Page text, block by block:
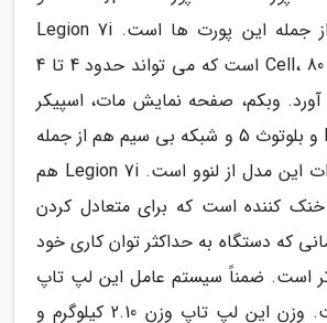
3 پورت USB 3.1از جمله این پورت ها است. Legion 7i
دارای باتری 4-Cell، 80 Wh است که می تواند حدود 4 تا 4
وبکم، صفحه نمایش مات، اسپیکر
Harman KARDON و بلوتوث 5 و شبکه بی سیم هم از جمله
نقاط قوت و امتیازات این مدل از لنوو است. Legion 7i هم
کننده است که برای متعادل کردن
که دستگاه به حداکثر توان کاری خود
است. ضمناً سیستم عامل این لپ تاپ
هم ویندوز 10 است. وزن این لپ تاپ وزن 2.10 کیلوگرم و